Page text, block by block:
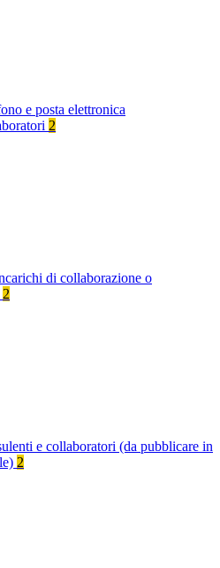
e posta elettronica
2
di collaborazione o
2
e collaboratori (da pubblicare in
2